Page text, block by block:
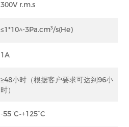
300V r.m.s
≤1*10^-3Pa.cm³/s(He)
1A
≥48小时（根据客户要求可达到96小
时）
-55°C~+125°C